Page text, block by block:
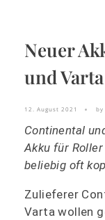
Neuer
und Varta
12. August 2021 by
Continental
Akku für
beliebig oft
Zulieferer
Varta wollen